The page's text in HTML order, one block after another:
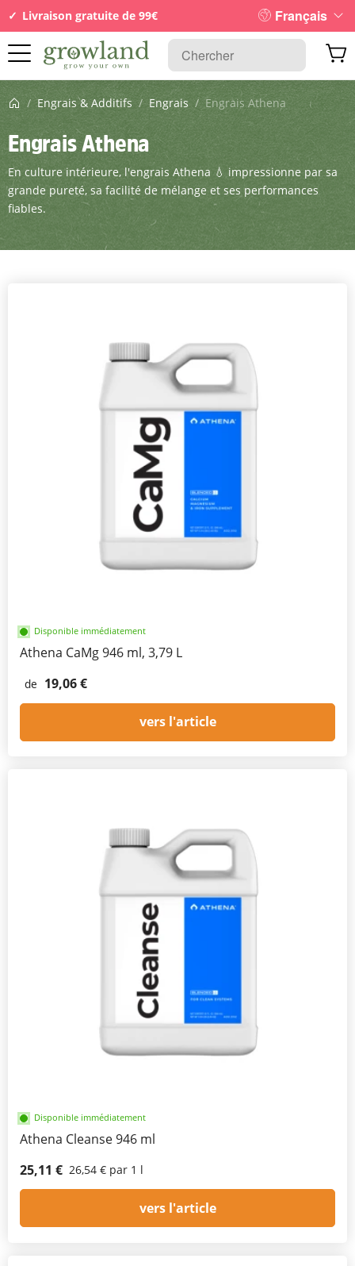
Livraison gratuite de 99€ Français
Page d’accueil
/ Engrais & Additifs / Engrais / Engrais Athena
Engrais Athena
En culture intérieure, l'engrais Athena 💧 impressionne par sa
grande pureté, sa facilité de mélange et ses performances
fiables.
Disponible immédiatement
Athena CaMg 946 ml, 3,79 L
de 19,06 €
vers l'article
Disponible immédiatement
Athena Cleanse 946 ml
25,11 € 26,54 € par 1 l
vers l'article